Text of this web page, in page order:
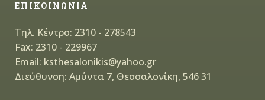
ΕΠΙΚΟΙΝΩΝΙΑ
Τηλ. Κέντρο: 2310 - 278543
Fax: 2310 - 229967
Email: ksthesalonikis@yahoo.gr
Διεύθυνση: Αμύντα 7, Θεσσαλονίκη, 546 31